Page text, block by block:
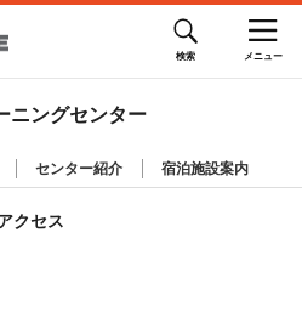
ニングセンター
センター紹介 宿泊施設案内
クセス